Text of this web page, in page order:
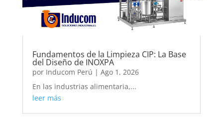
Fundamentos de la Limpieza CIP: La Base
del Diseño de INOXPA
por Inducom Perú | Ago 1, 2026
En las industrias alimentaria,...
leer más